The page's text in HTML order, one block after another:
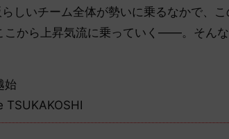
しいチーム全体が勢いに乗るなかで、
こから上昇気流に乗っていく――。そん
始